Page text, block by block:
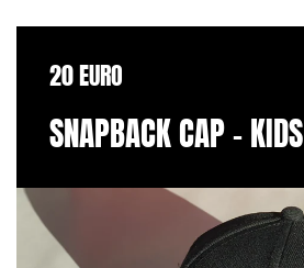
20 EURO
SNAPBACK CAP - KIDS